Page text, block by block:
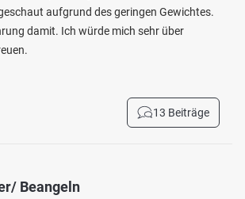
aufgrund des geringen Gewichtes.
damit. Ich würde mich sehr über
13 Beiträge
Beangeln